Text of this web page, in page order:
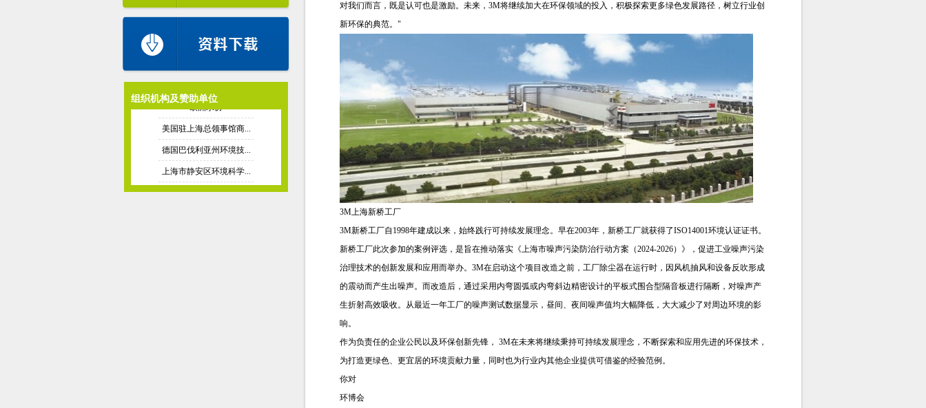
组织机构及赞助单位
欧洲水协
美国驻上海总领事馆商...
德国巴伐利亚州环境技...
上海市静安区环境科学...
温州市生态环境技术服...
对我们而言，既是认可也是激励。未来，3M将继续加大在环保领域的投入，积极探索更多绿色发展路径，树立行业创
新环保的典范。"
3M上海新桥工厂
3M新桥工厂自1998年建成以来，始终践行可持续发展理念。早在2003年，新桥工厂就获得了ISO14001环境认证证书。
新桥工厂此次参加的案例评选，是旨在推动落实《上海市噪声污染防治行动方案（2024-2026）》，促进工业噪声污染
治理技术的创新发展和应用而举办。3M在启动这个项目改造之前，工厂除尘器在运行时，因风机抽风和设备反吹形成
的震动而产生出噪声。而改造后，通过采用内弯圆弧或内弯斜边精密设计的平板式围合型隔音板进行隔断，对噪声产
生折射高效吸收。从最近一年工厂的噪声测试数据显示，昼间、夜间噪声值均大幅降低，大大减少了对周边环境的影
响。
作为负责任的企业公民以及环保创新先锋， 3M在未来将继续秉持可持续发展理念，不断探索和应用先进的环保技术，
为打造更绿色、更宜居的环境贡献力量，同时也为行业内其他企业提供可借鉴的经验范例。
你对
环博会